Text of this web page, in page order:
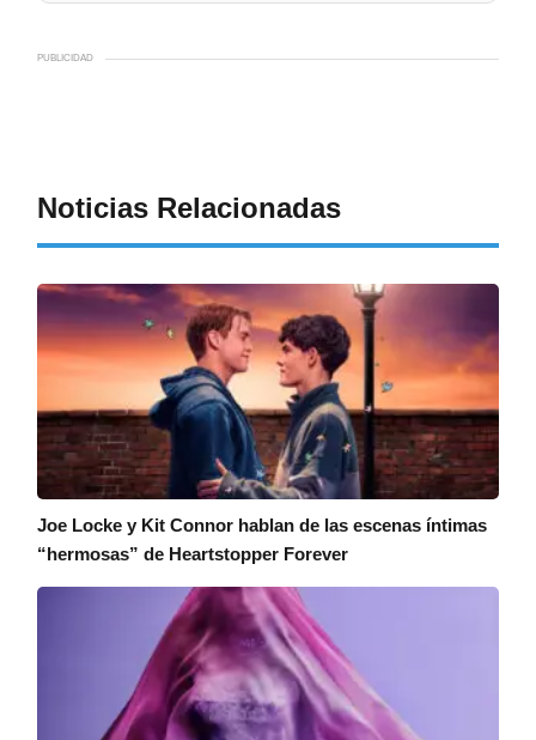
PUBLICIDAD
Noticias Relacionadas
Joe Locke y Kit Connor hablan de las escenas íntimas
“hermosas” de Heartstopper Forever